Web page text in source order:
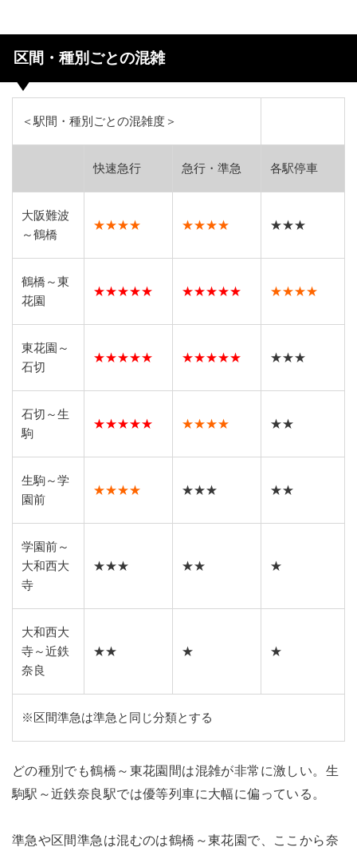
区間・種別ごとの混雑
＜駅間・種別ごとの混雑度＞
快速急行 急行・準急 各駅停車
大阪難波
～鶴橋
★★★★ ★★★★ ★★★
鶴橋～東
花園
★★★★★ ★★★★★ ★★★★
東花園～
石切
★★★★★ ★★★★★ ★★★
石切～生
駒
★★★★★ ★★★★ ★★
生駒～学
園前
★★★★ ★★★ ★★
学園前～
大和西大
寺
★★★ ★★ ★
大和西大
寺～近鉄
奈良
★★ ★ ★
※区間準急は準急と同じ分類とする
どの種別でも鶴橋～東花園間は混雑が非常に激しい。生
駒駅～近鉄奈良駅では優等列車に大幅に偏っている。
準急や区間準急は混むのは鶴橋～東花園で、ここから奈